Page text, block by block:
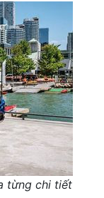
từng chi tiết